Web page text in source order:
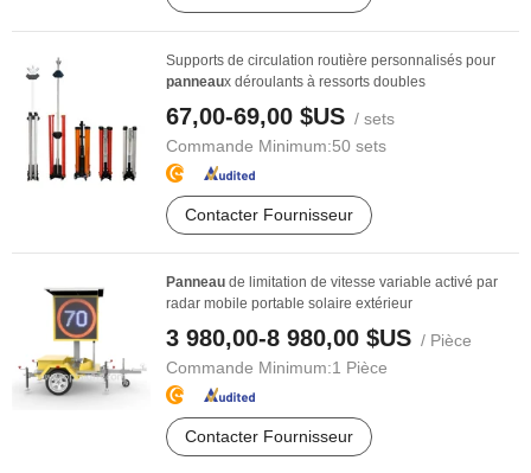
Supports de circulation routière personnalisés pour
panneaux déroulants à ressorts doubles
67,00-69,00 $US / sets
Commande Minimum:50 sets
Contacter Fournisseur
Panneau de limitation de vitesse variable activé par
radar mobile portable solaire extérieur
3 980,00-8 980,00 $US / Pièce
Commande Minimum:1 Pièce
Contacter Fournisseur